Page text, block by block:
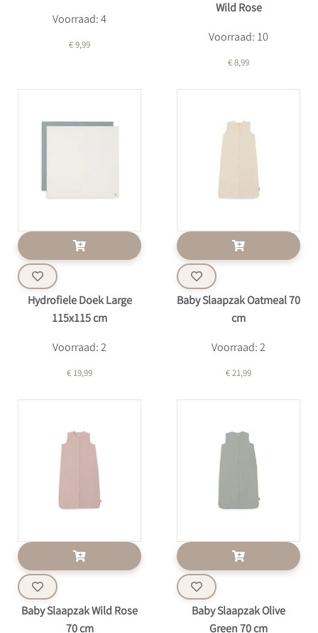
Voorraad: 4
€ 9,99
Wild Rose
Voorraad: 10
€ 8,99
Hydrofiele Doek Large
115x115 cm
Voorraad: 2
€ 19,99
Baby Slaapzak Oatmeal 70
cm
Voorraad: 2
€ 21,99
Baby Slaapzak Wild Rose
Baby Slaapzak Olive